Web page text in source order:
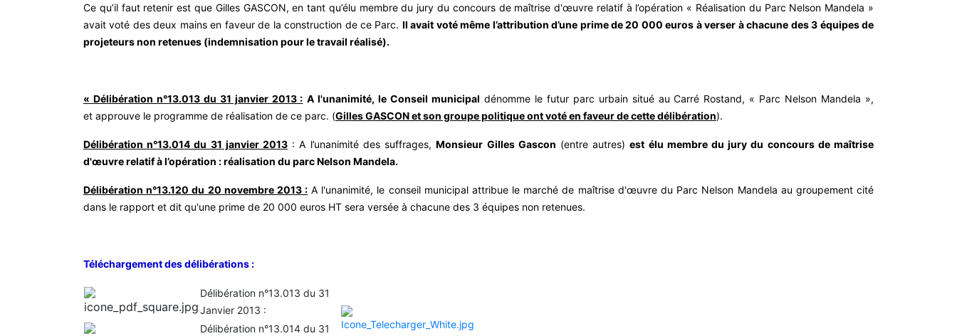
Ce qu’il faut retenir est que Gilles GASCON, en tant qu’élu membre du jury du concours de maîtrise d'œuvre relatif à l’opération « Réalisation du Parc Nelson Mandela »
avait voté des deux mains en faveur de la construction de ce Parc. Il avait voté même l’attribution d’une prime de 20 000 euros à verser à chacune des 3 équipes de
projeteurs non retenues (indemnisation pour le travail réalisé).
« Délibération n°13.013 du 31 janvier 2013 : A l'unanimité, le Conseil municipal dénomme le futur parc urbain situé au Carré Rostand, « Parc Nelson Mandela »,
et approuve le programme de réalisation de ce parc. (Gilles GASCON et son groupe politique ont voté en faveur de cette délibération).
Délibération n°13.014 du 31 janvier 2013 : A l’unanimité des suffrages,Monsieur Gilles Gascon (entre autres)est élu membre du jury du concours de maîtrise
d'œuvre relatif à l’opération : réalisation du parc Nelson Mandela.
Délibération n°13.120 du 20 novembre 2013 : A l'unanimité, le conseil municipal attribue le marché de maîtrise d'œuvre du Parc Nelson Mandela au groupement cité
dans le rapport et dit qu'une prime de 20 000 euros HT sera versée à chacune des 3 équipes non retenues.
Téléchargement des délibérations :
Délibération n°13.013 du 31
Janvier 2013 :
Délibération n°13.014 du 31